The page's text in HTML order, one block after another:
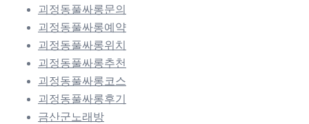
괴정동풀싸롱문의
괴정동풀싸롱예약
괴정동풀싸롱위치
괴정동풀싸롱추천
괴정동풀싸롱코스
괴정동풀싸롱후기
금산군노래방